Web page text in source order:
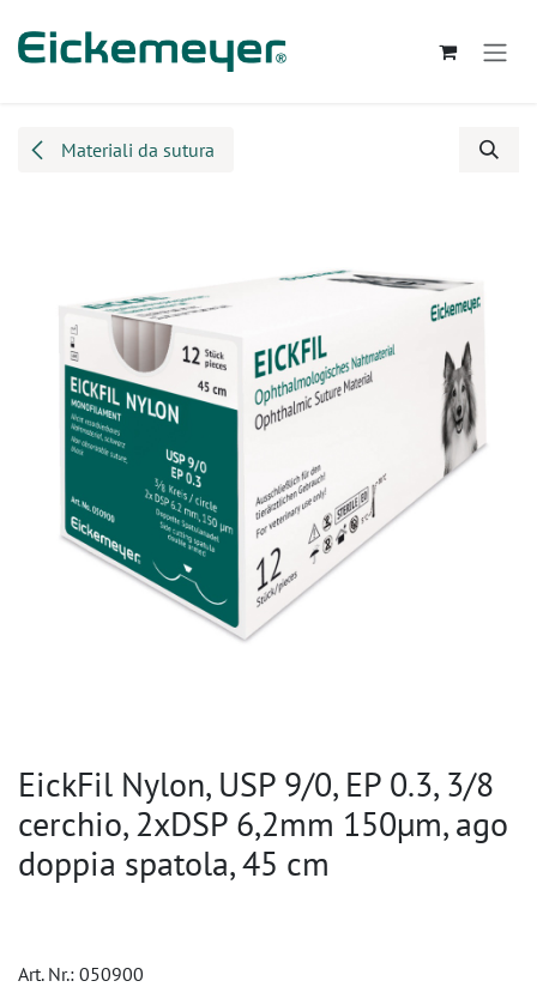
Materiali da sutura
EickFil Nylon, USP 9/0, EP 0.3, 3/8
cerchio, 2xDSP 6,2mm 150µm, ago
doppia spatola, 45 cm
Art. Nr.: 050900